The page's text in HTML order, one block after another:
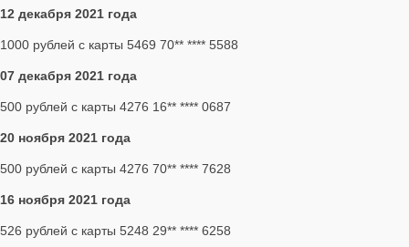
12 декабря 2021 года
1000 рублей с карты 5469 70** **** 5588
07 декабря 2021 года
500 рублей с карты 4276 16** **** 0687
20 ноября 2021 года
500 рублей с карты 4276 70** **** 7628
16 ноября 2021 года
526 рублей с карты 5248 29** **** 6258